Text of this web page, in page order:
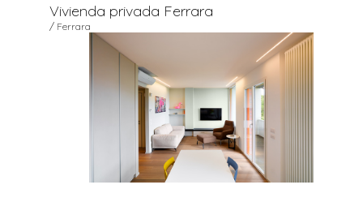
Vivienda privada Ferrara
/ Ferrara